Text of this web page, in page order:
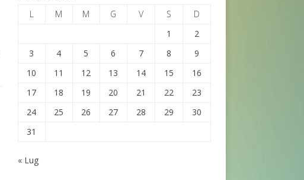
L
M M G V S
D
1
2
3
4 5 6 7 8
9
10
11 12 13 14 15
16
17
18 19 20 21 22
23
24
25 26 27 28 29
30
31
« Lug